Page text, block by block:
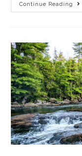
Continue Reading